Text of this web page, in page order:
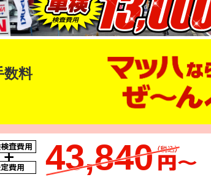
数料
43,840